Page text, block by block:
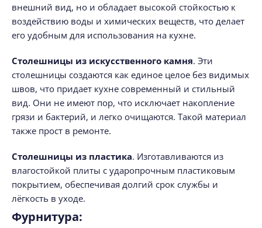
внешний вид, но и обладает высокой стойкостью к
воздействию воды и химических веществ, что делает
его удобным для использования на кухне.
Столешницы из искусственного камня. Эти
столешницы создаются как единое целое без видимых
швов, что придает кухне современный и стильный
вид. Они не имеют пор, что исключает накопление
грязи и бактерий, и легко очищаются. Такой материал
также прост в ремонте.
Столешницы из пластика. Изготавливаются из
влагостойкой плиты с ударопрочным пластиковым
покрытием, обеспечивая долгий срок службы и
лёгкость в уходе.
Фурнитура: